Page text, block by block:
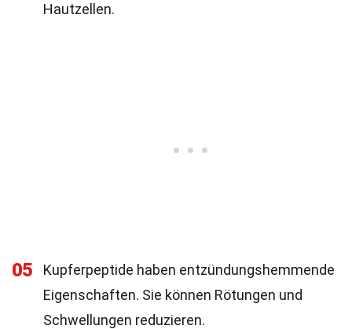
Hautzellen.
05
Kupferpeptide haben entzündungshemmende
Eigenschaften. Sie können Rötungen und
Schwellungen reduzieren.